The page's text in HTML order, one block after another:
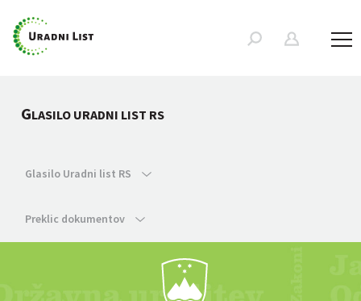
GLASILO URADNI LIST RS
Glasilo Uradni list RS
Preklic dokumentov